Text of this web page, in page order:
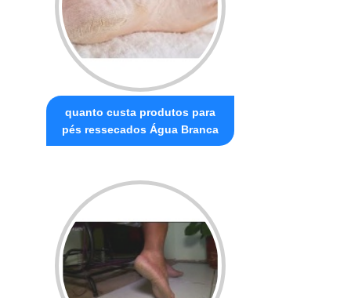
quanto custa produtos para
pés ressecados Água Branca